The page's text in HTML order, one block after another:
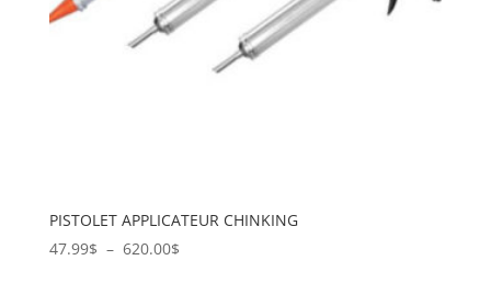
PISTOLET APPLICATEUR CHINKING
47.99$ – 620.00$Plage